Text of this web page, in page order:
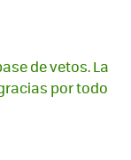
de vetos. La
por todo